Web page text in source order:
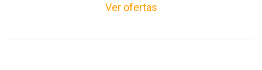
Ver ofertas